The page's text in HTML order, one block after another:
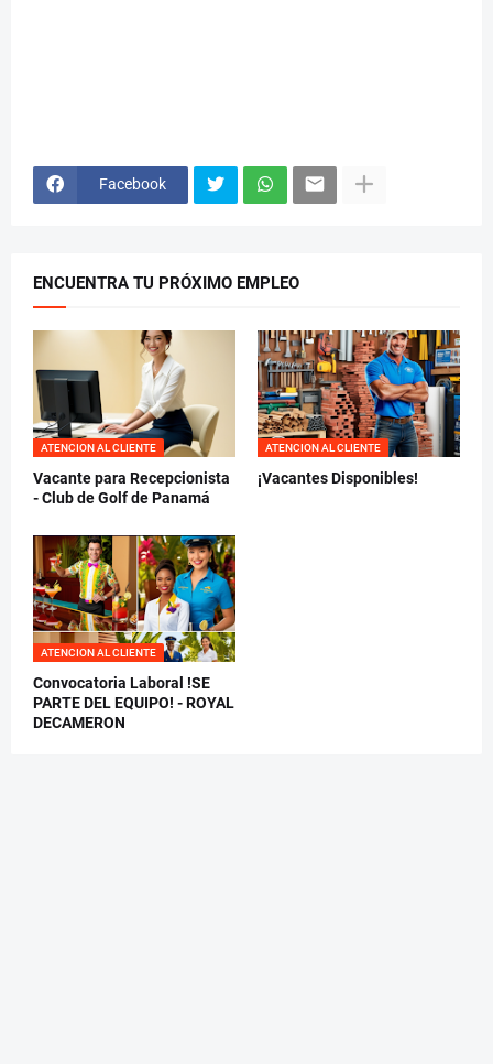
Facebook
ENCUENTRA TU PRÓXIMO EMPLEO
ATENCION AL CLIENTE
Vacante para Recepcionista
- Club de Golf de Panamá
ATENCION AL CLIENTE
¡Vacantes Disponibles!
ATENCION AL CLIENTE
Convocatoria Laboral !SE
PARTE DEL EQUIPO! - ROYAL
DECAMERON